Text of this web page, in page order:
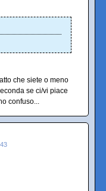
che siete o meno
se ci/vi piace
confuso...